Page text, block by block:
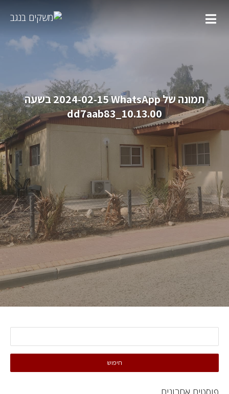
תמונה של WhatsApp‏ 2024-02-15 בשעה
10.13.00_dd7aab83